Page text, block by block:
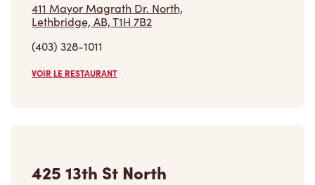
411 Mayor Magrath Dr. North,
Lethbridge, AB, T1H 7B2
(403) 328-1011
VOIR LE RESTAURANT
425 13th St North